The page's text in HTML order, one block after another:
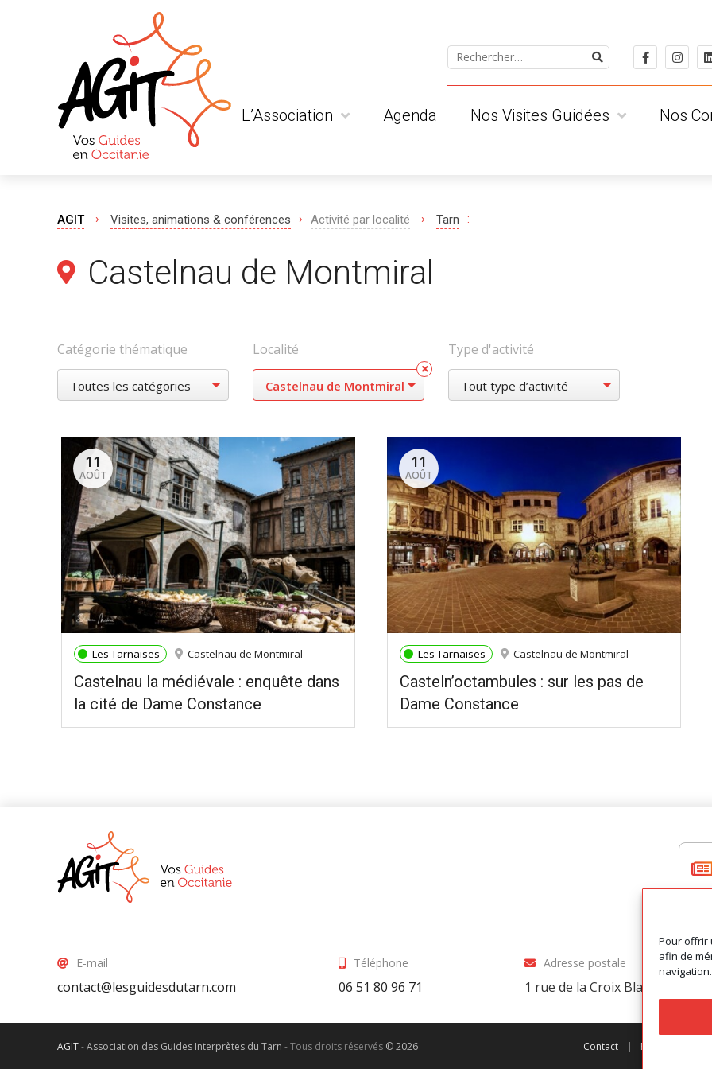
Pour offrir
afin de
navigation.
L’Association Agenda Nos Visites Guidées Nos
AGIT › Visites, animations & conférences › Activité par localité › Tarn :
Castelnau de Montmiral
Catégorie thématique Localité Type d'activité
11
AOÛT
Les Tarnaises Castelnau de Montmiral
Castelnau la médiévale : enquête dans
la cité de Dame Constance
11
AOÛT
Les Tarnaises Castelnau de Montmiral
Casteln’octambules : sur les pas de
Dame Constance
E-mail
contact@lesguidesdutarn.com
Téléphone
06 51 80 96 71
Adresse postale
1 rue de la Croix Blanche
AGIT-Association des Guides Interprètes du Tarn -Tous droits réservés © 2026 Contact | Préférences